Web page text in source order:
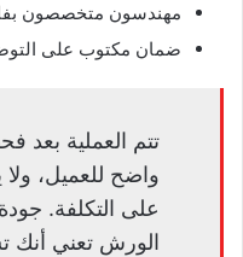
مهندسون متخصصون بفك
ضمان مكتوب على
تتم العملية بعد
واضح للعميل، ولا
على التكلفة.
الورش تعني أنك